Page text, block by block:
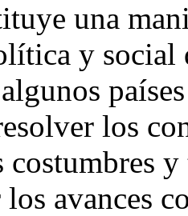
una
y social
los
costumbres
avances